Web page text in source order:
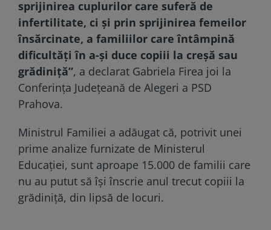
sprijinirea cuplurilor care suferă de
infertilitate, ci şi prin sprijinirea femeilor
însărcinate, a familiilor care întâmpină
dificultăţi în a-şi duce copiii la creşă sau
grădiniţă”, a declarat Gabriela Firea joi la
Conferinţa Judeţeană de Alegeri a PSD
Prahova.
Ministrul Familiei a adăugat că, potrivit unei
prime analize furnizate de Ministerul
Educaţiei, sunt aproape 15.000 de familii care
nu au putut să îşi înscrie anul trecut copiii la
grădiniţă, din lipsă de locuri.